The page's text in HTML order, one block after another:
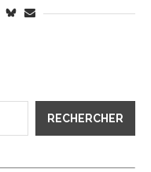
RECHERCHER